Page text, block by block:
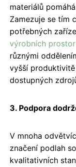
materiálů
Zamezuje se tím
potřebných
výrobních prostor
různými
vyšší
dostupných
3. Podpora
V mnoha
značení podlah
kvalitativních